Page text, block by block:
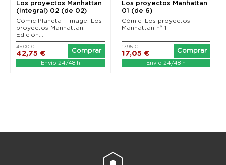
Los proyectos Manhattan
(Integral) 02 (de 02)
Cómic Planeta - Image. Los
proyectos Manhattan.
Edición...
42,75 €
45,00 €
Comprar
Envío 24/48 h
Los proyectos Manhattan
01 (de 6)
Cómic. Los proyectos
Manhattan nº 1.
17,05 €
17,95 €
Comprar
Envío 24/48 h